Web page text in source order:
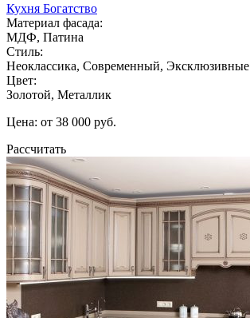
Кухня Богатство
Материал фасада:
МДФ, Патина
Стиль:
Неоклассика, Современный, Эксклюзивные
Цвет:
Золотой, Металлик
Цена: от 38 000 руб.
Рассчитать